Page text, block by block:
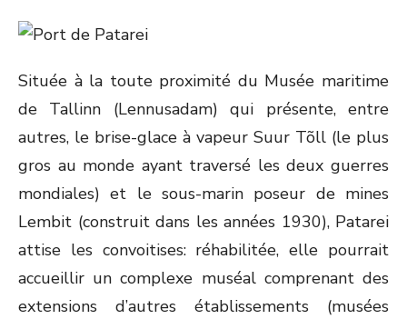
Située à la toute proximité du Musée maritime
de Tallinn (Lennusadam) qui présente, entre
autres, le brise-glace à vapeur Suur Tõll (le plus
gros au monde ayant traversé les deux guerres
mondiales) et le sous-marin poseur de mines
Lembit (construit dans les années 1930), Patarei
attise les convoitises: réhabilitée, elle pourrait
accueillir un complexe muséal comprenant des
extensions d’autres établissements (musées